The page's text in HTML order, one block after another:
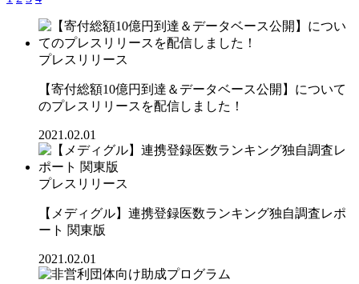
プレスリリース
【寄付総額10億円到達＆データベース公開】について
のプレスリリースを配信しました！
2021.02.01
プレスリリース
【メディグル】連携登録医数ランキング独⾃調査レポ
ート 関東版
2021.02.01